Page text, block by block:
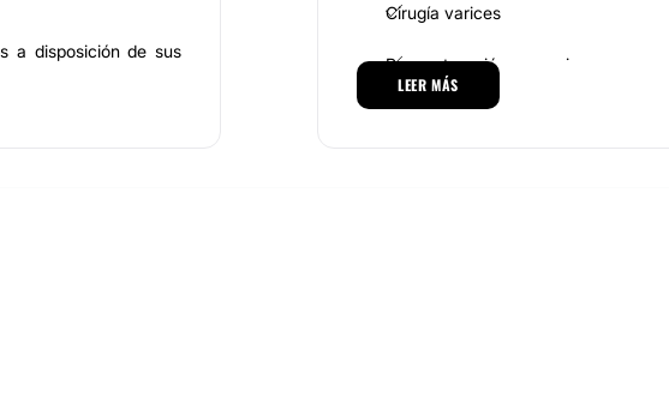
a disposición de sus
encontrar la mejor
cirugía de várices,
lifting con hilos
o estiramiento
Cirugía varices
Reconstrucción mamaria
LEER MÁS